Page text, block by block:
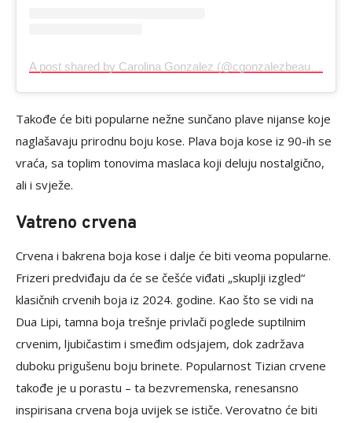
Takođe će biti popularne nežne sunčano plave nijanse koje
naglašavaju prirodnu boju kose. Plava boja kose iz 90-ih se
vraća, sa toplim tonovima maslaca koji deluju nostalgično,
ali i svježe.
Vatreno crvena
Crvena i bakrena boja kose i dalje će biti veoma popularne.
Frizeri predviđaju da će se češće viđati „skuplji izgled“
klasičnih crvenih boja iz 2024. godine. Kao što se vidi na
Dua Lipi, tamna boja trešnje privlači poglede suptilnim
crvenim, ljubičastim i smeđim odsjajem, dok zadržava
duboku prigušenu boju brinete. Popularnost Tizian crvene
takođe je u porastu – ta bezvremenska, renesansno
inspirisana crvena boja uvijek se ističe. Verovatno će biti